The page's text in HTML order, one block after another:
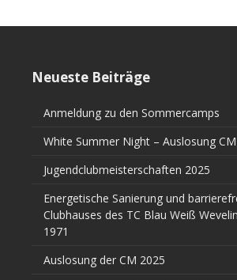
Neueste Beiträge
Anmeldung zu den Sommercamps
White Summer Night – Auslosung
Jugendclubmeisterschaften 2025
Energetische Sanierung und
Clubhauses des TC Blau Weiß
1971
Auslosung der CM 2025